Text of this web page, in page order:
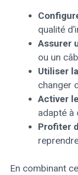
qualité
Assurer
ou un
Utiliser
changer
Activer
adapté à
Profiter
En combinant